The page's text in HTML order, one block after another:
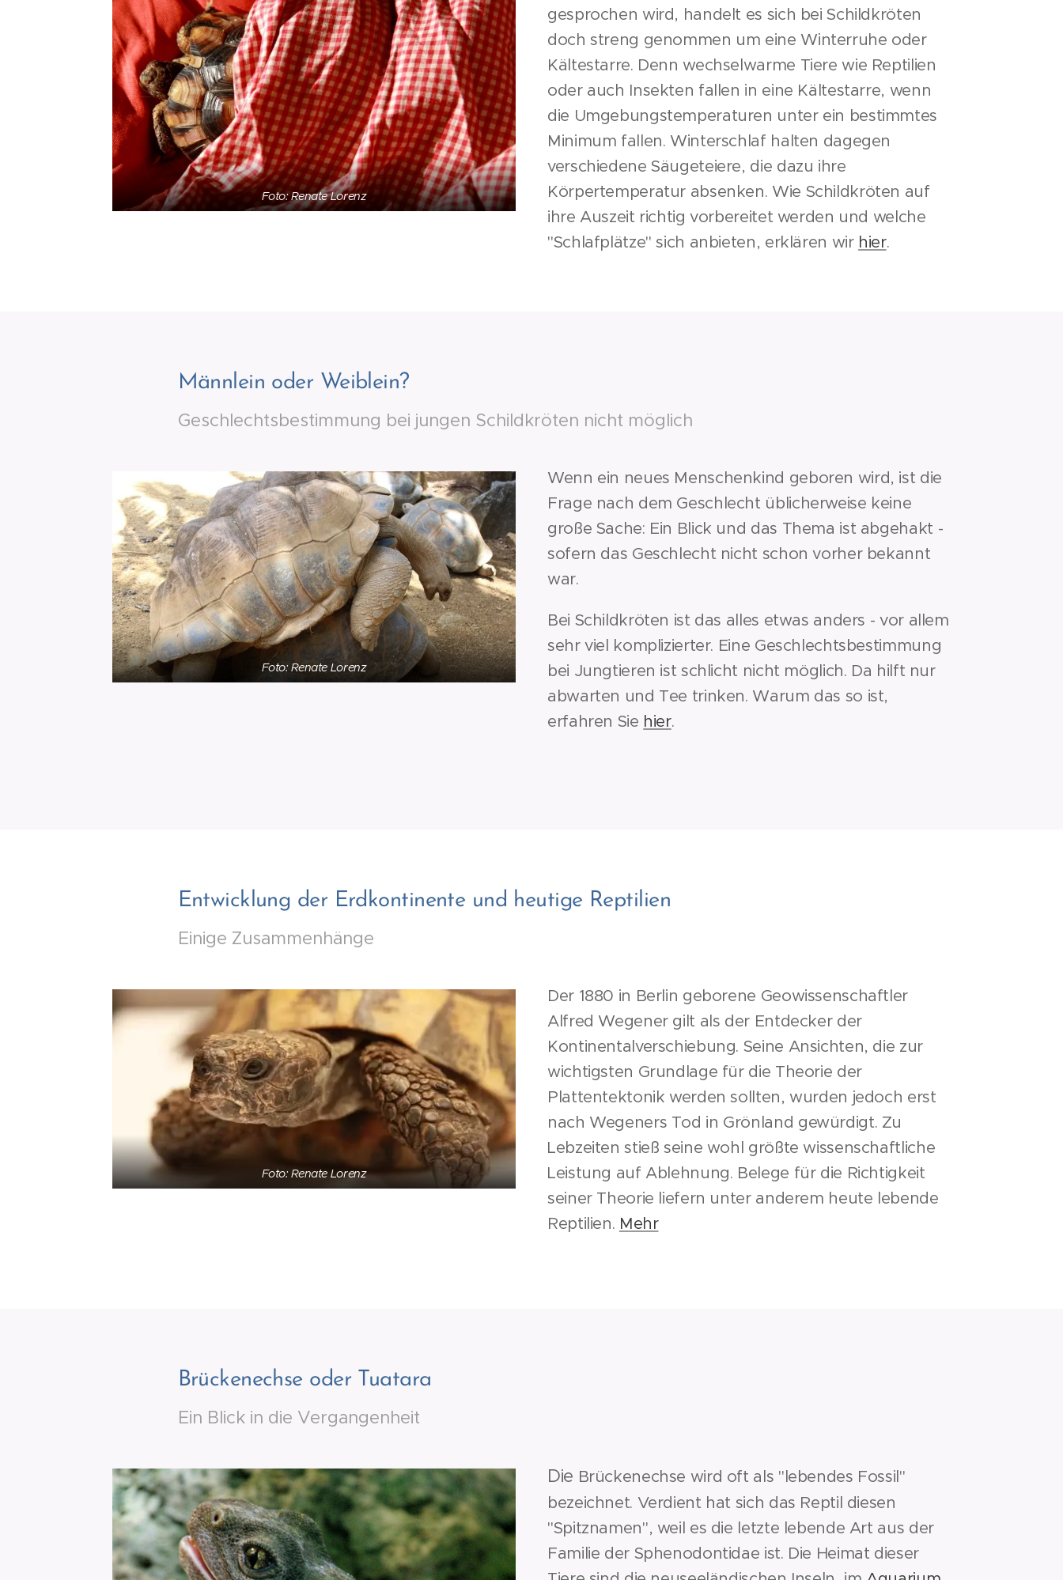
Foto: Renate Lorenz
gesprochen wird, handelt es sich bei Schildkröten
doch streng genommen um eine Winterruhe oder
Kältestarre. Denn wechselwarme Tiere wie Reptilien
oder auch Insekten fallen in eine Kältestarre, wenn
die Umgebungstemperaturen unter ein bestimmtes
Minimum fallen. Winterschlaf halten dagegen
verschiedene Säugeteiere, die dazu ihre
Körpertemperatur absenken. Wie Schildkröten auf
ihre Auszeit richtig vorbereitet werden und welche
"Schlafplätze" sich anbieten, erklären wir hier.
Männlein oder Weiblein?
Geschlechtsbestimmung bei jungen Schildkröten nicht möglich
Foto: Renate Lorenz
Wenn ein neues Menschenkind geboren wird, ist die
Frage nach dem Geschlecht üblicherweise keine
große Sache: Ein Blick und das Thema ist abgehakt -
sofern das Geschlecht nicht schon vorher bekannt
war.
Bei Schildkröten ist das alles etwas anders - vor allem
sehr viel komplizierter. Eine Geschlechtsbestimmung
bei Jungtieren ist schlicht nicht möglich. Da hilft nur
abwarten und Tee trinken. Warum das so ist,
erfahren Sie hier.
Entwicklung der Erdkontinente und heutige Reptilien
Einige Zusammenhänge
Foto: Renate Lorenz
Der 1880 in Berlin geborene Geowissenschaftler
Alfred Wegener gilt als der Entdecker der
Kontinentalverschiebung. Seine Ansichten, die zur
wichtigsten Grundlage für die Theorie der
Plattentektonik werden sollten, wurden jedoch erst
nach Wegeners Tod in Grönland gewürdigt. Zu
Lebzeiten stieß seine wohl größte wissenschaftliche
Leistung auf Ablehnung. Belege für die Richtigkeit
seiner Theorie liefern unter anderem heute lebende
Reptilien. Mehr
Brückenechse oder Tuatara
Ein Blick in die Vergangenheit
Die Brückenechse wird oft als "lebendes Fossil"
bezeichnet. Verdient hat sich das Reptil diesen
"Spitznamen", weil es die letzte lebende Art aus der
Familie der Sphenodontidae ist. Die Heimat dieser